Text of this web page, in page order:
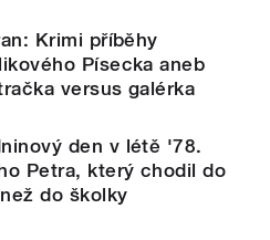
Krimi příběhy
Písecka aneb
versus galérka
den v létě '78.
Petra, který chodil do
do školky